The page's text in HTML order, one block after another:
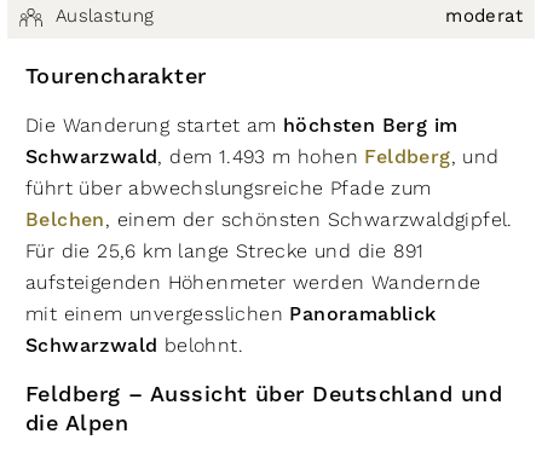
Auslastung moderat
Tourencharakter
Die Wanderung startet am höchsten Berg im
Schwarzwald, dem 1.493 m hohen Feldberg, und
führt über abwechslungsreiche Pfade zum
Belchen, einem der schönsten Schwarzwaldgipfel.
Für die 25,6 km lange Strecke und die 891
aufsteigenden Höhenmeter werden Wandernde
mit einem unvergesslichen Panoramablick
Schwarzwald belohnt.
Feldberg – Aussicht über Deutschland und
die Alpen